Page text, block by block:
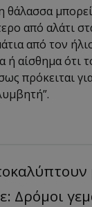
θάλασσα
από αλάτι
από τον
αίσθημα ότι
πρόκειται
Δρόμοι